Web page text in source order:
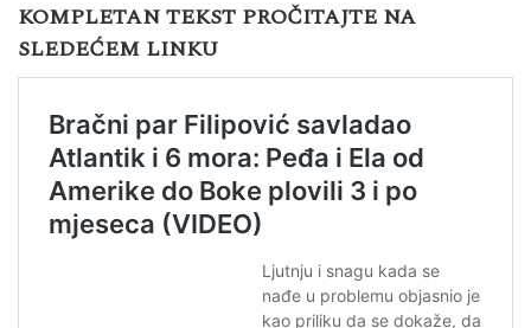
KOMPLETAN TEKST PROČITAJTE NA
SLEDEĆEM LINKU